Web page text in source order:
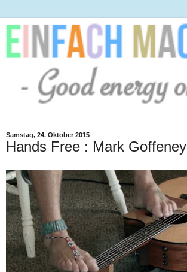
Samstag, 24. Oktober 2015
Hands Free : Mark Goffeney